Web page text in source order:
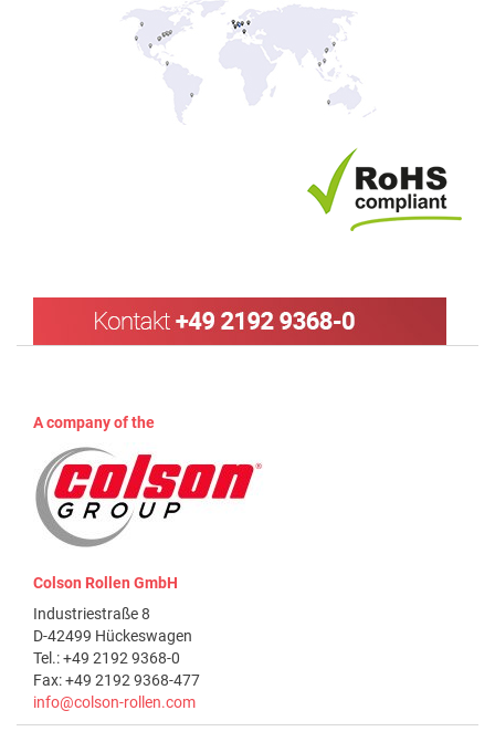
A company of the
Colson Rollen GmbH
Industriestraße 8
D-42499 Hückeswagen
Tel.: +49 2192 9368-0
Fax: +49 2192 9368-477
info@colson-rollen.com